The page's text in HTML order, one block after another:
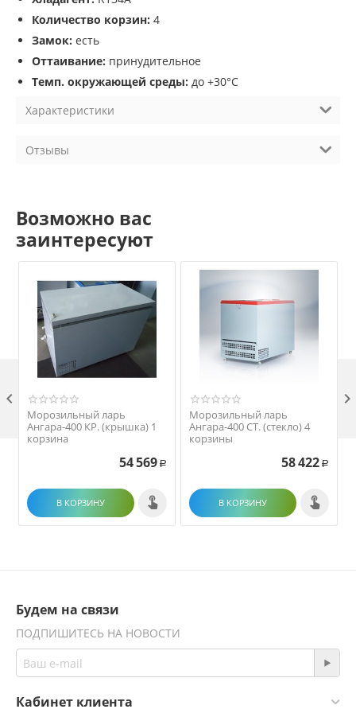
Количество корзин: 4
Замок: есть
Оттаивание: принудительное
Темп. окружающей среды: до +30°С
Характеристики
Отзывы
Возможно вас
заинтересуют
Морозильный ларь
Ангара-400 КР. (крышка) 1
корзина
54 569 Р
В КОРЗИНУ
Морозильный ларь
Ангара-400 СТ. (стекло) 4
корзины
58 422 Р
В КОРЗИНУ
 
Будем на связи
ПОДПИШИТЕСЬ НА НОВОСТИ
Кабинет клиента